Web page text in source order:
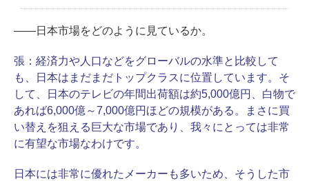
――日本市場をどのように見ているか。
張： 経済力や人口などをグローバルの水準と比較して
も、日本はまだまだトップクラスに位置しています。そ
して、日本のテレビの年間出荷額は約5,000億円、白物で
あれば6,000億～7,000億円ほどの規模がある。まさに買
い替えを狙える巨大な市場であり、我々にとっては非常
に有望な市場なわけです。
日本には非常に優れたメーカーも多いため、そうした市